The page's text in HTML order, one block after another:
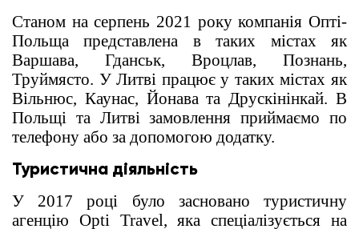
Станом на серпень 2021 року компанія Опті-
Польща представлена ​​в таких містах як
Варшава, Гданськ, Вроцлав, Познань,
Труймясто. У Литві працює у таких містах як
Вільнюс, Каунас, Йонава та Друскінінкай. В
Польщі та Литві замовлення приймаємо по
телефону або за допомогою додатку.
Туристична діяльність
У 2017 році було засновано туристичну
агенцію Opti Travel, яка спеціалізується на